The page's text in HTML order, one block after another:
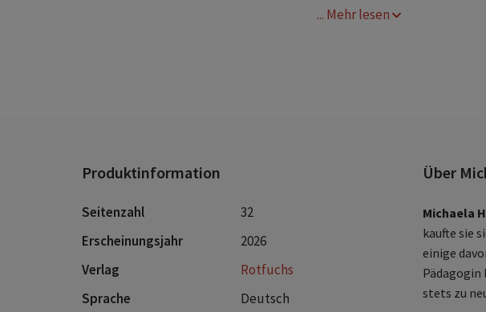
Der 1. Band einer
... Mehr lesen
Produktinformation
Seitenzahl
32
Erscheinungsjahr
2026
Verlag
Rotfuchs
Sprache
Deutsch
Über
Michaela
kaufte sie
einige
stets zu